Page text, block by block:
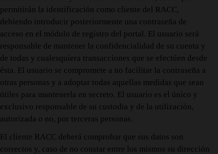
permitirán la identificación como cliente del RACC,
debiendo introducir posteriormente una contraseña de
acceso en el módulo de registro del portal. El usuario será
responsable de mantener la confidencialidad de su cuenta y
de todas y cualesquiera transacciones que se efectúen desde
ésta. El usuario se compromete a no facilitar la contraseña a
otras personas y a adoptar todas aquellas medidas que sean
útiles para mantenerla en secreto. El usuario es el único y
exclusivo responsable de su custodia y de la utilización,
autorizada o no, por terceras personas.
El cliente RACC deberá comprobar que sus datos son
correctos y, caso de no constar entre los mismos su dirección